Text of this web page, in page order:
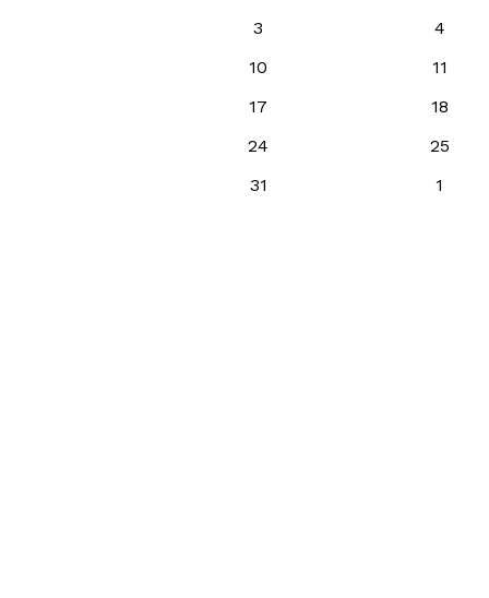
3
4
10
11
17
18
24
25
31
1